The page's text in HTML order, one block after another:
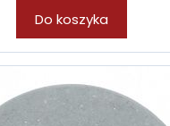
Do koszyka